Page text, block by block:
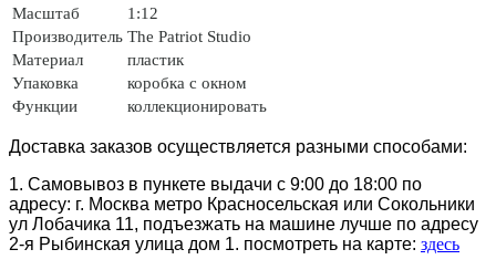
Масштаб
1:12
Производитель The Patriot Studio
Материал
пластик
Упаковка
коробка с окном
Функции
коллекционировать
Доставка заказов осуществляется разными способами:
1. Самовывоз в пункете выдачи с 9:00 до 18:00 по
адресу: г. Москва метро Красносельская или Сокольники
ул Лобачика 11, подъезжать на машине лучше по адресу
2-я Рыбинская улица дом 1. посмотреть на карте: здесь